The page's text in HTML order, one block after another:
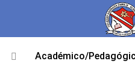
Académico/